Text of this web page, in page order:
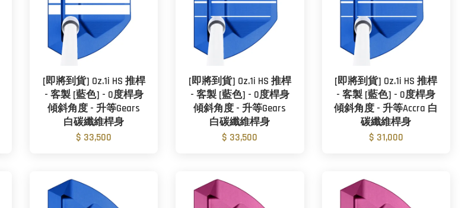
[即將到貨] Oz.1i HS 推桿
- 客製 [藍色] - 0度桿身
傾斜角度 - 升等Gears
白碳纖維桿身
$ 33,500
[即將到貨] Oz.1i HS 推桿
- 客製 [藍色] - 0度桿身
傾斜角度 - 升等Gears
白碳纖維桿身
$ 33,500
[即將到貨] Oz.1i HS 推桿
- 客製 [藍色] - 0度桿身
傾斜角度 - 升等Accra 白
碳纖維桿身
$ 31,000